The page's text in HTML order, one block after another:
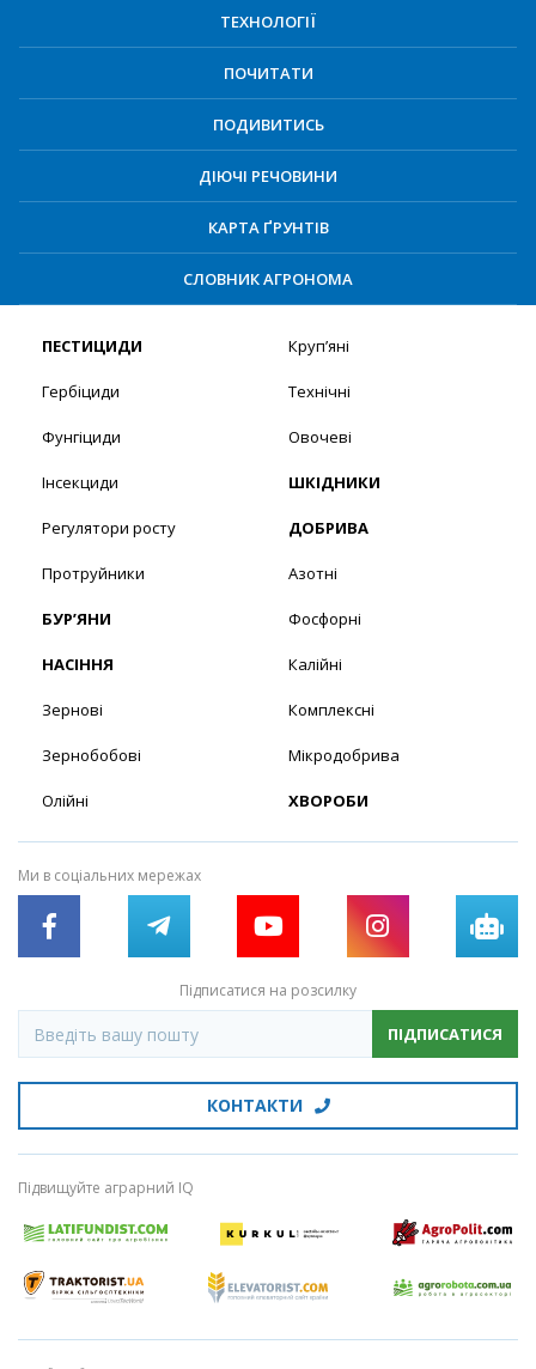
ТЕХНОЛОГІЇ
ПОЧИТАТИ
ПОДИВИТИСЬ
ДІЮЧІ РЕЧОВИНИ
КАРТА ҐРУНТІВ
СЛОВНИК АГРОНОМА
ПЕСТИЦИДИ
Гербіциди
Фунгіциди
Інсекциди
Регулятори росту
Протруйники
БУР’ЯНИ
НАСІННЯ
Зернові
Зернобобові
Олійні
Круп’яні
Технічні
Овочеві
ШКІДНИКИ
ДОБРИВА
Азотні
Фосфорні
Калійні
Комплексні
Мікродобрива
ХВОРОБИ
Ми в соціальних мережах
Підписатися на розсилку
ПІДПИСАТИСЯ
КОНТАКТИ
Підвищуйте аграрний IQ